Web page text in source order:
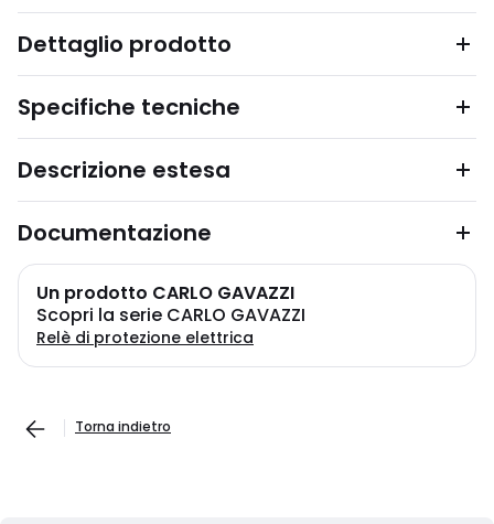
Dettaglio prodotto
Specifiche tecniche
Descrizione estesa
Documentazione
Un prodotto CARLO GAVAZZI
Scopri la serie CARLO GAVAZZI
Relè di protezione elettrica
Torna indietro